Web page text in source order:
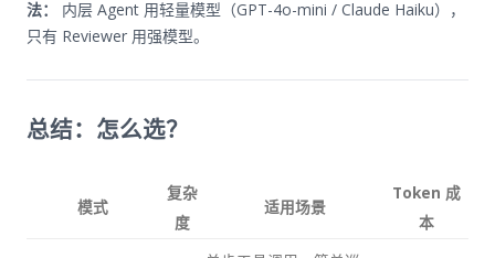
法：
内层 Agent 用轻量模型（GPT-4o-mini / Claude Haiku），
只有 Reviewer 用强模型。
总结：怎么选？
模式
复杂
度
适用场景
Token 成
本